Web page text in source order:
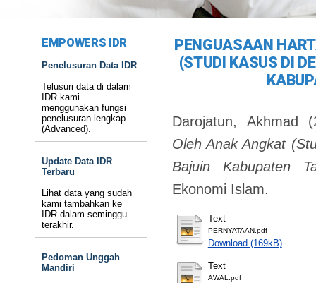
EMPOWERS IDR
Penelusuran Data IDR
Telusuri data di dalam
IDR kami
menggunakan fungsi
penelusuran lengkap
(Advanced).
Update Data IDR
Terbaru
Lihat data yang sudah
kami tambahkan ke
IDR dalam seminggu
terakhir.
Pedoman Unggah
Mandiri
PENGUASAAN
(STUDI KASUS DI
Darojatun, Akhmad
Oleh Anak Angkat
Bajuin Kabupaten
Ekonomi Islam.
Text
PERNYATAAN.pdf
Download (169kB)
Text
AWAL.pdf